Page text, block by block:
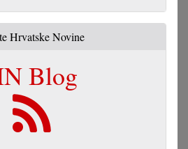
Hrvatske Novine
Blog